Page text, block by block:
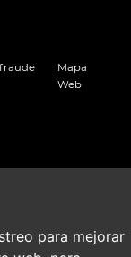
para mejorar
Mapa
Web